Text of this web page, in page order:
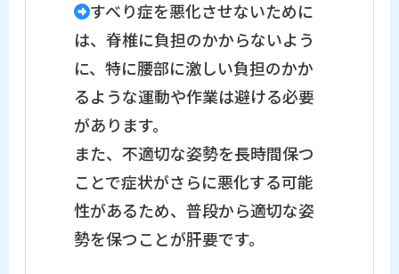
すべり症を悪化させないために
は、脊椎に負担のかからないよう
に、特に腰部に激しい負担のかか
るような運動や作業は避ける必要
があります。
また、不適切な姿勢を長時間保つ
ことで症状がさらに悪化する可能
性があるため、普段から適切な姿
勢を保つことが肝要です。